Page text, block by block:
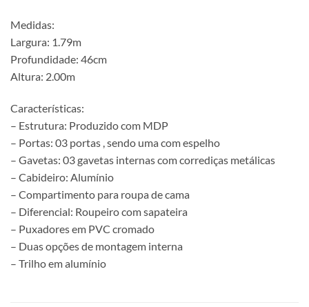
Medidas:
Largura: 1.79m
Profundidade: 46cm
Altura: 2.00m
Características:
– Estrutura: Produzido com MDP
– Portas: 03 portas , sendo uma com espelho
– Gavetas: 03 gavetas internas com corrediças metálicas
– Cabideiro: Alumínio
– Compartimento para roupa de cama
– Diferencial: Roupeiro com sapateira
– Puxadores em PVC cromado
– Duas opções de montagem interna
– Trilho em alumínio